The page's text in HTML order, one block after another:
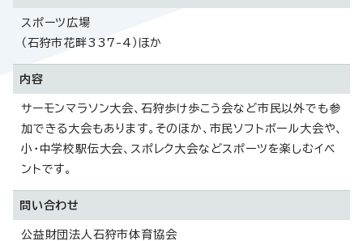
スポーツ広場
（石狩市花畔337-4）ほか
内容
サーモンマラソン大会、石狩歩け歩こう会など市民以外でも参
加できる大会もあります。そのほか、市民ソフトボール大会や、
小・中学校駅伝大会、スポレク大会などスポーツを楽しむイベ
ントです。
問い合わせ
公益財団法人石狩市体育協会